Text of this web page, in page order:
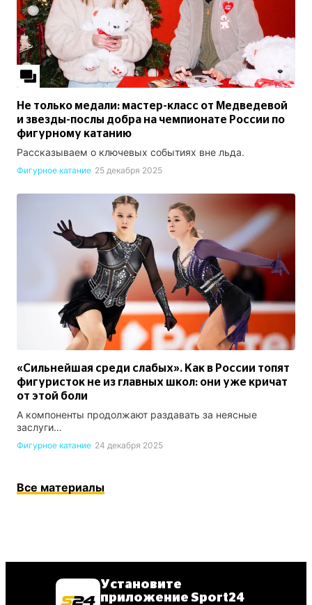
Не только медали: мастер-класс от Медведевой
и звезды-послы добра на чемпионате России по
фигурному катанию
Рассказываем о ключевых событиях вне льда.
Фигурное катание 25 декабря 2025
«Сильнейшая среди слабых». Как в России топят
фигуристок не из главных школ: они уже кричат
от этой боли
А компоненты продолжают раздавать за неясные
заслуги…
Фигурное катание 24 декабря 2025
Все материалы
Установите
приложение Sport24